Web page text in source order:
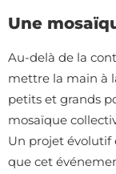
Une
Au-delà de la
mettre la main à
petits et grands
mosaïque
Un projet évolutif
que cet